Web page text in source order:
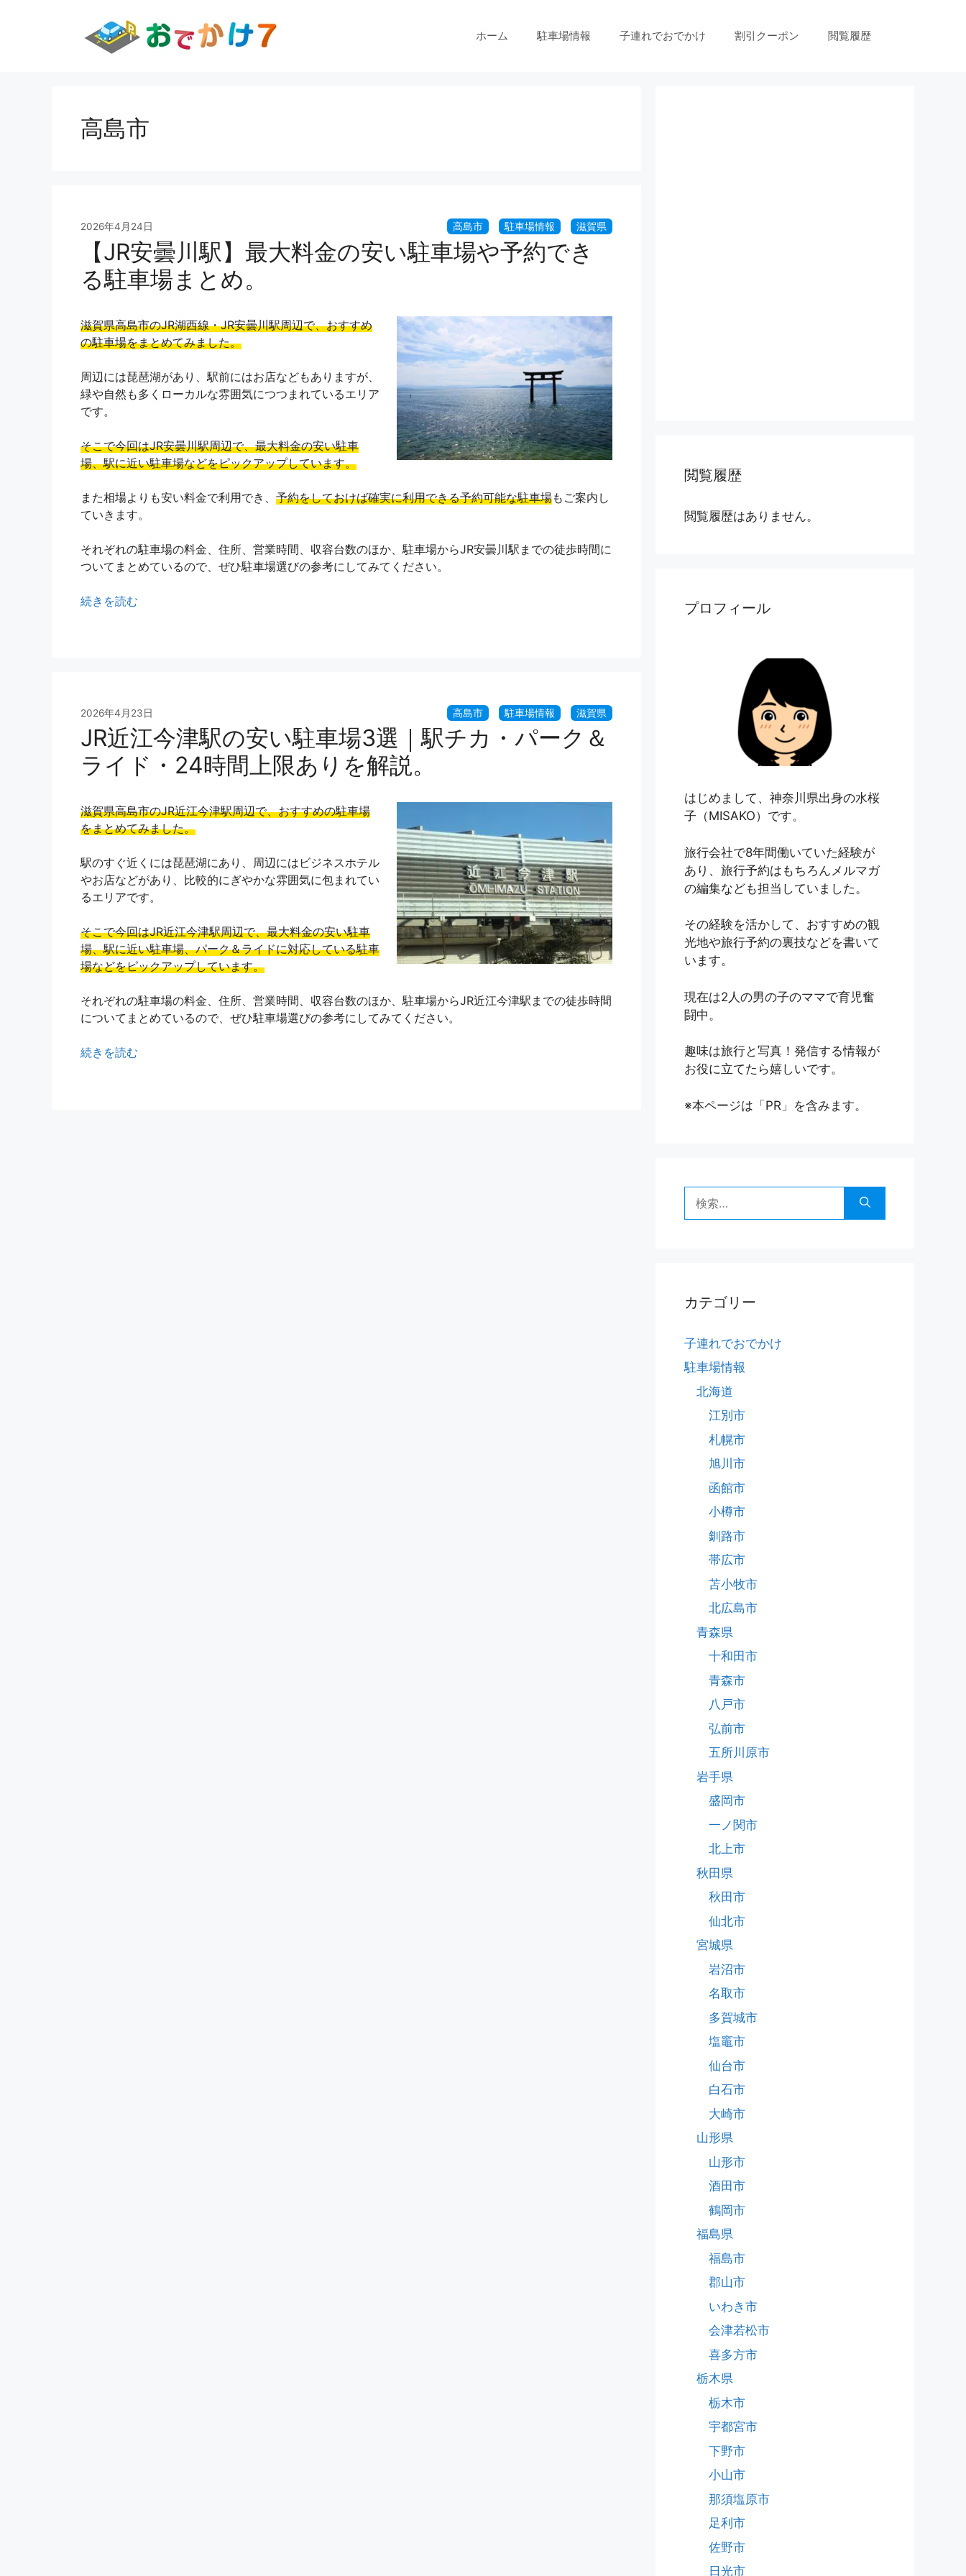
ホーム 駐車場情報 子連れでおでかけ 割引クーポン 閲覧履歴
高島市
2026年4月24日
【JR安曇川駅】最大料金の安い駐車場や予約でき
る駐車場まとめ。
滋賀県高島市のJR湖西線・JR安曇川駅周辺で、おすすめ
の駐車場をまとめてみました。
周辺には琵琶湖があり、駅前にはお店などもありますが、
緑や自然も多くローカルな雰囲気につつまれているエリア
です。
そこで今回はJR安曇川駅周辺で、最大料金の安い駐車
場、駅に近い駐車場などをピックアップしています。
また相場よりも安い料金で利用でき、 予約をしておけば確実に利用できる予約可能な駐車場もご案内し
ていきます。
それぞれの駐車場の料金、住所、営業時間、収容台数のほか、駐車場からJR安曇川駅までの徒歩時間に
ついてまとめているので、ぜひ駐車場選びの参考にしてみてください。
続きを読む
2026年4月23日
JR近江今津駅の安い駐車場3選｜駅チカ・パーク＆
ライド・24時間上限ありを解説。
滋賀県高島市のJR近江今津駅周辺で、おすすめの駐車場
をまとめてみました。
駅のすぐ近くには琵琶湖にあり、周辺にはビジネスホテル
やお店などがあり、比較的にぎやかな雰囲気に包まれてい
るエリアです。
そこで今回はJR近江今津駅周辺で、最大料金の安い駐車
場、駅に近い駐車場、パーク＆ライドに対応している駐車
場などをピックアップしています。
それぞれの駐車場の料金、住所、営業時間、収容台数のほか、駐車場からJR近江今津駅までの徒歩時間
についてまとめているので、ぜひ駐車場選びの参考にしてみてください。
続きを読む
閲覧履歴
閲覧履歴はありません。
プロフィール
はじめまして、神奈川県出身の水桜
子（MISAKO）です。
旅行会社で8年間働いていた経験が
あり、旅行予約はもちろんメルマガ
の編集なども担当していました。
その経験を活かして、おすすめの観
光地や旅行予約の裏技などを書いて
います。
現在は2人の男の子のママで育児奮
闘中。
趣味は旅行と写真！発信する情報が
お役に立てたら嬉しいです。
※本ページは「PR」を含みます。
索:
カテゴリー
子連れでおでかけ
駐車場情報
北海道
江別市
札幌市
旭川市
函館市
小樽市
釧路市
帯広市
苫小牧市
北広島市
青森県
十和田市
青森市
八戸市
弘前市
五所川原市
岩手県
盛岡市
一ノ関市
北上市
秋田県
秋田市
仙北市
宮城県
岩沼市
名取市
多賀城市
塩竈市
仙台市
白石市
大崎市
山形県
山形市
酒田市
鶴岡市
福島県
福島市
郡山市
いわき市
会津若松市
喜多方市
栃木県
栃木市
宇都宮市
下野市
小山市
那須塩原市
足利市
佐野市
日光市